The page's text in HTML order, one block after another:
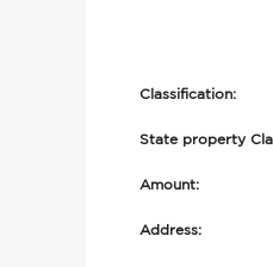
Classification:
State property
Amount:
Address: